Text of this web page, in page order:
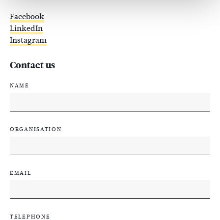
Facebook
LinkedIn
Instagram
Contact us
NAME
ORGANISATION
EMAIL
TELEPHONE